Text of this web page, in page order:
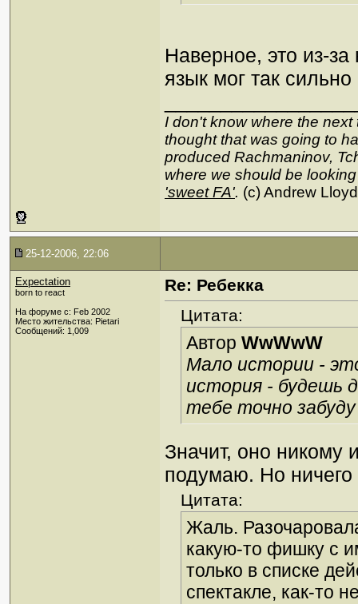
Наверное, это из-
язык мог так
I don't know where the
thought that was going to
produced Rachmaninov,
where we should be
'sweet FA'. (c) Andrew
25-12-2006, 22:06
Expectation
born to react
На форуме с: Feb 2002
Место жительства: Pietari
Сообщений: 1,009
Re: Ребекка
Цитата:
Автор WwWwW
Мало истории -
история - будешь
тебе точно
Значит, оно никому
подумаю. Но
Цитата:
Жаль.
какую-то фишку с
только в списке
спектакле, как-то